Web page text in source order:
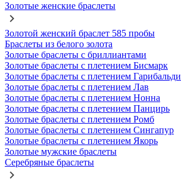
Золотые женские браслеты
Золотой женский браслет 585 пробы
Браслеты из белого золота
Золотые браслеты с бриллиантами
Золотые браслеты с плетением Бисмарк
Золотые браслеты с плетением Гарибальди
Золотые браслеты с плетением Лав
Золотые браслеты с плетением Нонна
Золотые браслеты с плетением Панцирь
Золотые браслеты с плетением Ромб
Золотые браслеты с плетением Сингапур
Золотые браслеты с плетением Якорь
Золотые мужские браслеты
Серебряные браслеты